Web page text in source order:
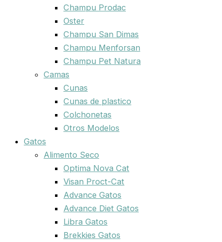
Champu Prodac
Oster
Champu San Dimas
Champu Menforsan
Champu Pet Natura
Camas
Cunas
Cunas de plastico
Colchonetas
Otros Modelos
Gatos
Alimento Seco
Optima Nova Cat
Visan Proct-Cat
Advance Gatos
Advance Diet Gatos
Libra Gatos
Brekkies Gatos